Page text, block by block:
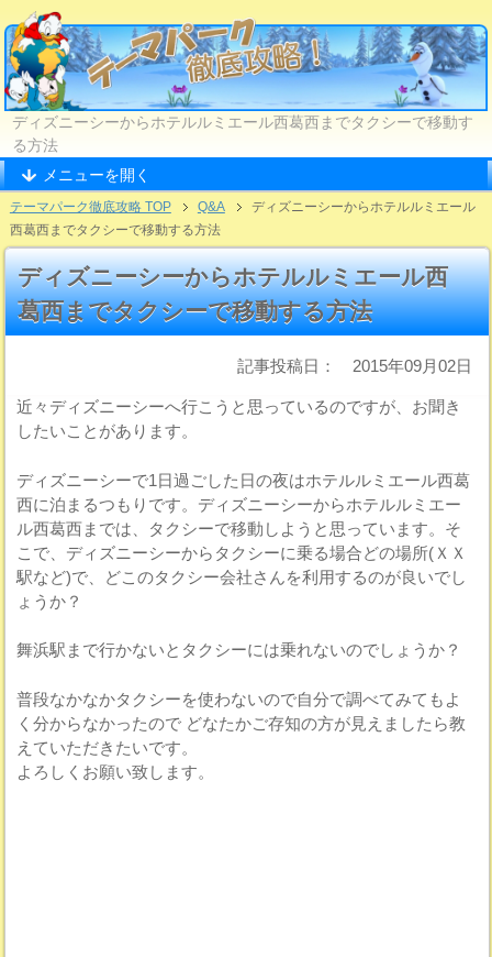
ディズニーシーからホテルルミエール西葛西までタクシーで移動す
る方法
メニューを開く
テーマパーク徹底攻略 TOP Q&A
ディズニーシーからホテルルミエール
西葛西までタクシーで移動する方法
ディズニーシーからホテルルミエール西
葛西までタクシーで移動する方法
記事投稿日： 2015年09月02日
近々ディズニーシーへ行こうと思っているのですが、お聞き
したいことがあります。
ディズニーシーで1日過ごした日の夜はホテルルミエール西葛
西に泊まるつもりです。ディズニーシーからホテルルミエー
ル西葛西までは、タクシーで移動しようと思っています。そ
こで、ディズニーシーからタクシーに乗る場合どの場所(ＸＸ
駅など)で、どこのタクシー会社さんを利用するのが良いでし
ょうか？
舞浜駅まで行かないとタクシーには乗れないのでしょうか？
普段なかなかタクシーを使わないので自分で調べてみてもよ
く分からなかったので どなたかご存知の方が見えましたら教
えていただきたいです。
よろしくお願い致します。